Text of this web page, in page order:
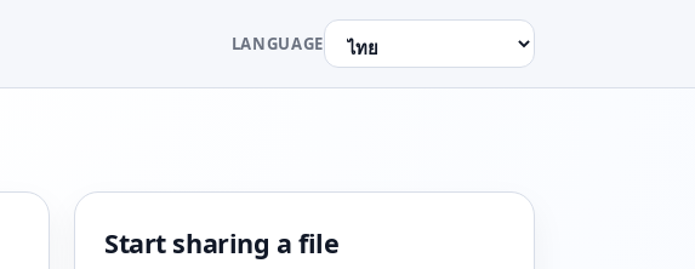
LANGUAGE
Start sharing a file